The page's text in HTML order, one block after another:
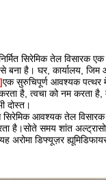
सिरेमिक तेल विसारक
बना है। घर, कार्यालय,
एक सुरुचिपूर्ण आवश्यक पत्थर में
है, त्वचा को नम करता
दोस्त।
आवश्यक तेल विसारक
है।सोते समय शांत
यह अरोमा डिफ्यूज़र